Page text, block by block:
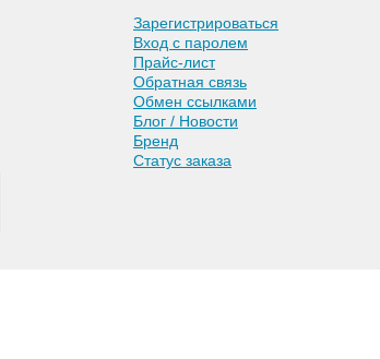
Зарегистрироваться
Вход с паролем
Прайс-лист
Обратная связь
Обмен ссылками
Блог / Новости
Бренд
Статус заказа